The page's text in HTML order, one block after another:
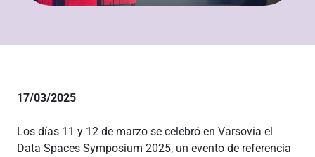
17/03/2025
Los días 11 y 12 de marzo se celebró en Varsovia el
Data Spaces Symposium 2025, un evento de referencia